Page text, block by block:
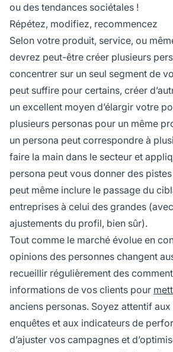
ou des tendances sociétales !
Répétez, modifiez, recommencez
Selon votre produit, service, ou
devrez peut-être créer plusieurs
concentrer sur un seul segment de
peut suffire pour certains, créer
un excellent moyen d’élargir votre
plusieurs personas pour un même
un persona peut correspondre à
faire la main dans le secteur et
persona peut vous donner des
peut même inclure le passage du
entreprises à celui des grandes
ajustements du profil, bien sûr).
Tout comme le marché évolue en
opinions des personnes changent
recueillir régulièrement des
informations de vos clients pour
anciens personas. Soyez attentif
enquêtes et aux indicateurs de
d’ajuster vos campagnes et